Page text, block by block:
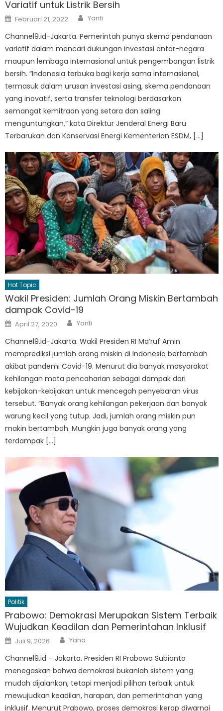
Variatif untuk Listrik Bersih
Posted
on
Februari 21, 2022 Author
Yanti
Channel9.id-Jakarta. Pemerintah punya skema pendanaan
variatif dalam mencari dukungan investasi antar-negara
maupun lembaga internasional untuk pengembangan listrik
bersih. “Indonesia terbuka bagi kerja sama internasional,
termasuk dalam urusan investasi asing, skema pendanaan
yang inovatif, serta transfer teknologi berdasarkan
semangat kemitraan yang setara dan saling
menguntungkan,” kata Direktur Jenderal Energi Baru
Terbarukan dan Konservasi Energi Kementerian ESDM, […]
Hot Topic
Wakil Presiden: Jumlah Orang Miskin Bertambah
dampak Covid-19
Posted
on
April 27, 2020 Author
Yanti
Channel9.id-Jakarta. Wakil Presiden RI Ma’ruf Amin
memprediksi jumlah orang miskin di Indonesia bertambah
akibat pandemi Covid-19. Menurut dia banyak masyarakat
kehilangan mata pencaharian sebagai dampak dari
kebijakan-kebijakan untuk mencegah penyebaran virus
tersebut. “Banyak orang kehilangan pekerjaan dan banyak
warung kecil yang tutup. Jadi, jumlah orang miskin pun
makin bertambah. Mungkin juga banyak orang yang
terdampak […]
Politik
Prabowo: Demokrasi Merupakan Sistem Terbaik
Wujudkan Keadilan dan Pemerintahan Inklusif
Posted
on
Juli 9, 2026 Author
Yana
Channel9.id – Jakarta. Presiden RI Prabowo Subianto
menegaskan bahwa demokrasi bukanlah sistem yang
mudah dijalankan, tetapi menjadi pilihan terbaik untuk
mewujudkan keadilan, harapan, dan pemerintahan yang
inklusif. Menurut Prabowo, proses demokrasi kerap diwarnai